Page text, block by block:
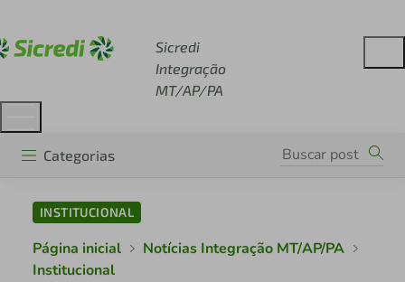
Sicredi
Integração
MT/AP/PA
Categorias
INSTITUCIONAL
Página inicial
Notícias Integração MT/AP/PA
Institucional